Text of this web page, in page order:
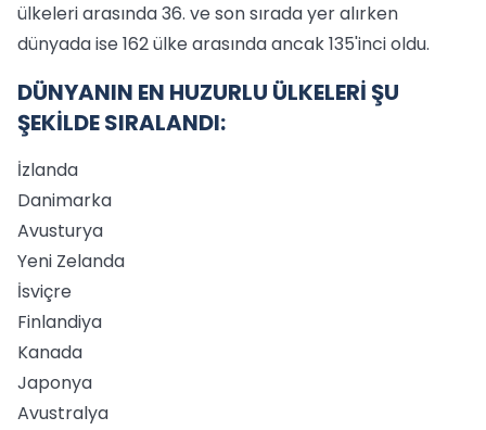
ülkeleri arasında 36. ve son sırada yer alırken
dünyada ise 162 ülke arasında ancak 135'inci oldu.
DÜNYANIN EN HUZURLU ÜLKELERİ ŞU
ŞEKİLDE SIRALANDI:
İzlanda
Danimarka
Avusturya
Yeni Zelanda
İsviçre
Finlandiya
Kanada
Japonya
Avustralya